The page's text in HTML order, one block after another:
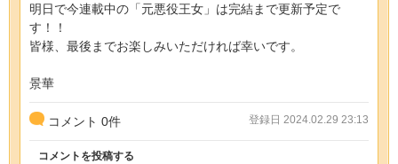
明日で今連載中の「元悪役王女」は完結まで更新予定で
す！！
皆様、最後までお楽しみいただければ幸いです。
景華
コメント 0件 登録日 2024.02.29 23:13
コメントを投稿する